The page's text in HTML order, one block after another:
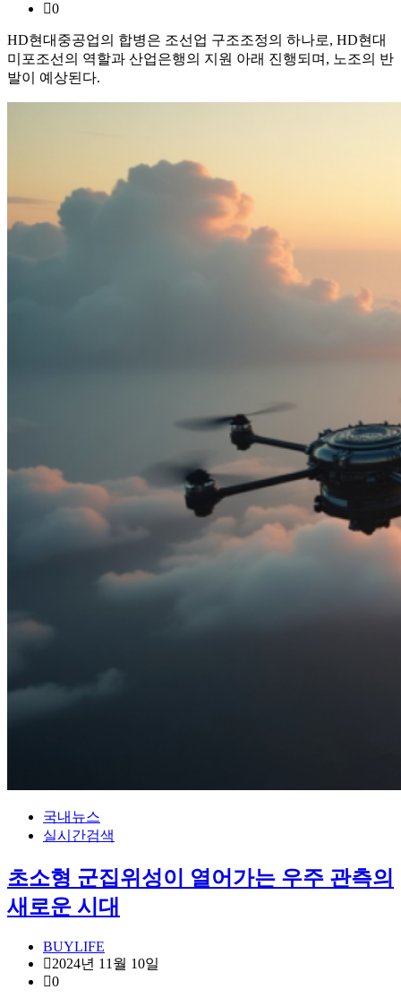
0
HD현대중공업의 합병은 조선업 구조조정의 하나로, HD현대
미포조선의 역할과 산업은행의 지원 아래 진행되며, 노조의 반
발이 예상된다.
국내뉴스
실시간검색
초소형 군집위성이 열어가는 우주 관측의
새로운 시대
BUYLIFE
2024년 11월 10일
0